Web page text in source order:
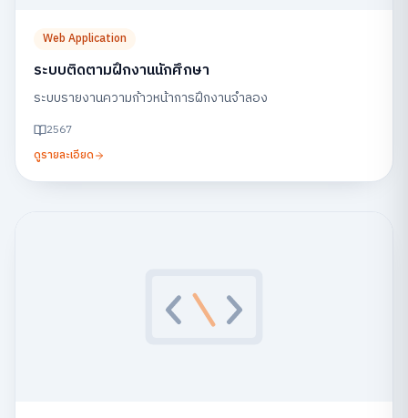
Web Application
ระบบติดตามฝึกงานนักศึกษา
ระบบรายงานความก้าวหน้าการฝึกงานจำลอง
2567
ดูรายละเอียด